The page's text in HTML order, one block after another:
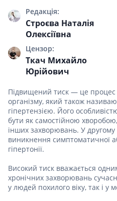
Редакція:
Строєва Наталія
Олексіївна
Цензор:
Ткач Михайло
Юрійович
Підвищений тиск — це процес
організму, який також
гіпертензією. Його
бути як самостійною
інших захворювань. У другому
виникнення симптоматичної
гіпертонії.
Високий тиск вважається
хронічних захворювань
у людей похилого віку, так і у